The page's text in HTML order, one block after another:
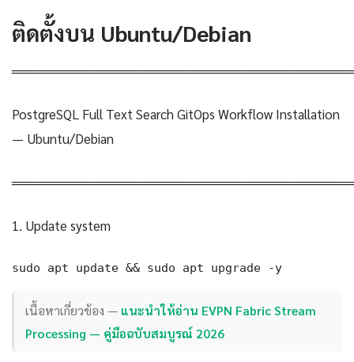
ติดตั้งบน Ubuntu/Debian
PostgreSQL Full Text Search GitOps Workflow Installation
— Ubuntu/Debian
1. Update system
sudo apt update && sudo apt upgrade -y
เนื้อหาเกี่ยวข้อง — แนะนำให้อ่าน EVPN Fabric Stream
Processing — คู่มือฉบับสมบูรณ์ 2026